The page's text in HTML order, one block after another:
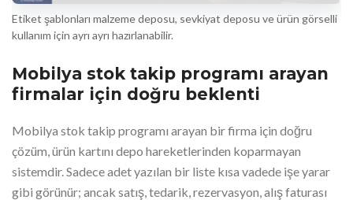
Etiket şablonları malzeme deposu, sevkiyat deposu ve ürün görselli
kullanım için ayrı ayrı hazırlanabilir.
Mobilya stok takip programı arayan
firmalar için doğru beklenti
Mobilya stok takip programı arayan bir firma için doğru
çözüm, ürün kartını depo hareketlerinden koparmayan
sistemdir. Sadece adet yazılan bir liste kısa vadede işe yarar
gibi görünür; ancak satış, tedarik, rezervasyon, alış faturası